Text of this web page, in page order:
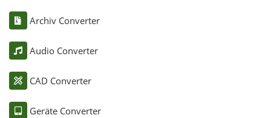
Archiv Converter
Audio Converter
CAD Converter
Geräte Converter